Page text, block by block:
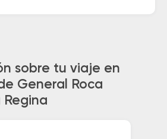
sobre tu viaje en
General Roca
Regina